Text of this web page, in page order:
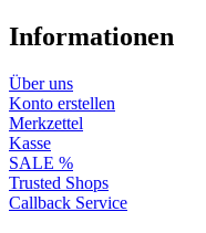
Informationen
Über uns
Konto erstellen
Merkzettel
Kasse
SALE %
Trusted Shops
Callback Service